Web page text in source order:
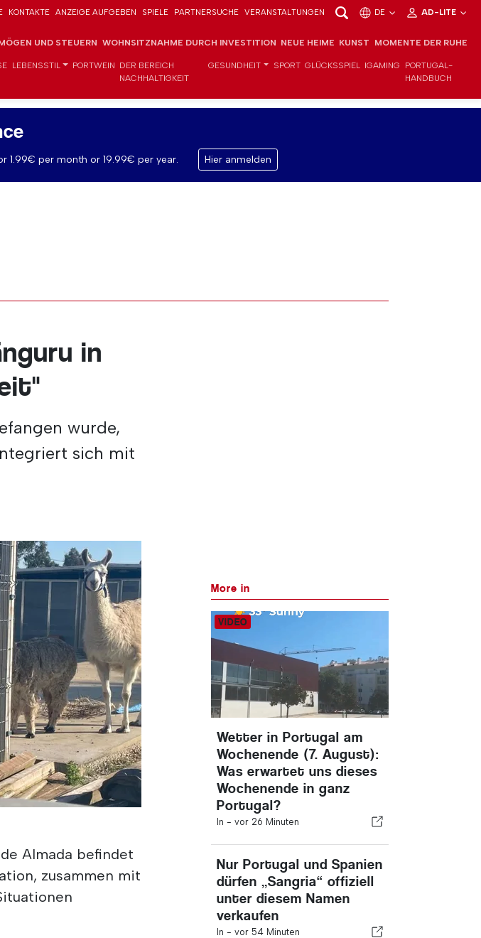
KONTAKTE ANZEIGE AUFGEBEN SPIELE PARTNERSUCHE VERANSTALTUNGEN DE AD-LITE
UND STEUERN WOHNSITZNAHME DURCH INVESTITION NEUE HEIME KUNST MOMENTE DER RUHE
LEBENSSTIL PORTWEIN DER BEREICH
NACHHALTIGKEIT
GESUNDHEIT SPORT GLÜCKSSPIEL IGAMING
PORTUGAL-
HANDBUCH
1.99€ per month or 19.99€ per year. Hier anmelden
in
wurde,
sich mit
Almada befindet
zusammen mit
More in
Wetter in Portugal am
Wochenende (7. August):
Was erwartet uns dieses
Wochenende in ganz
Portugal?
In - vor 26 Minuten
Nur Portugal und Spanien
dürfen „Sangria“ offiziell
unter diesem Namen
verkaufen
In - vor 54 Minuten